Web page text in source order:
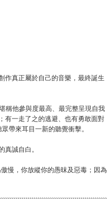
作真正屬於自己的音樂，最終誕生
稱他參與度最高、最完整呈現自我
一走了之的逃避、也有勇敢面對
帶來耳目一新的聽覺衝擊。
真誠自白。
慢，你放縱你的愚昩及惡毒；因為